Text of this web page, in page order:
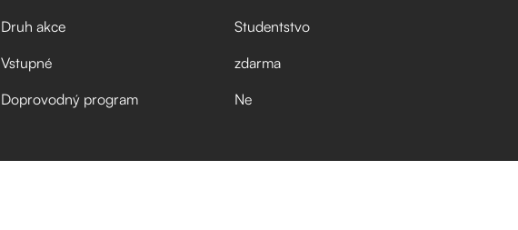
Druh akce
Studentstvo
Vstupné
zdarma
Doprovodný program
Ne